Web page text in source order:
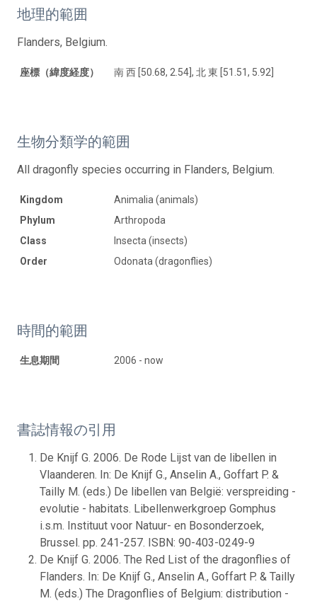
地理的範囲
Flanders, Belgium.
座標（緯度経度） 南 西 [50.68, 2.54], 北 東 [51.51, 5.92]
生物分類学的範囲
All dragonfly species occurring in Flanders, Belgium.
Kingdom
Animalia (animals)
Phylum
Arthropoda
Class
Insecta (insects)
Order
Odonata (dragonflies)
時間的範囲
生息期間 2006 - now
書誌情報の引用
De Knijf G. 2006. De Rode Lijst van de libellen in
Vlaanderen. In: De Knijf G., Anselin A., Goffart P. &
Tailly M. (eds.) De libellen van België: verspreiding -
evolutie - habitats. Libellenwerkgroep Gomphus
i.s.m. Instituut voor Natuur- en Bosonderzoek,
Brussel. pp. 241-257. ISBN: 90-403-0249-9
De Knijf G. 2006. The Red List of the dragonflies of
Flanders. In: De Knijf G., Anselin A., Goffart P. & Tailly
M. (eds.) The Dragonflies of Belgium: distribution -